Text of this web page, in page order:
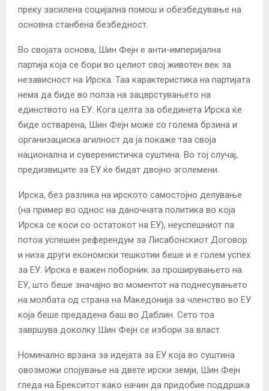
преку засилена социјална помош и обезбедување на
основна станбена безбедност.
Во својата основа, Шин Фејн е анти-империјална
партија која се бори во целиот свој животен век за
независност на Ирска. Таа карактеристика на партијата
нема да биде во полза на зацврстувањето на
единството на ЕУ. Кога целта за обединета Ирска ќе
биде остварена, Шин Фејн може со голема брзина и
организациска агилност да ја покаже таа своја
национална и суверенистичка суштина. Во тој случај,
предизвиците за ЕУ ќе бидат двојно зголемени.
Ирска, без разлика на ирското самостојно делување
(на пример во однос на даночната политика во која
Ирска се коси со остатокот на ЕУ), неуспешниот па
потоа успешен референдум за Лисабонскиот Договор
и низа други економски тешкотии беше и е голем успех
за ЕУ. Ирска е важен поборник за проширувањето на
ЕУ, што беше значајно во моментот на поднесувањето
на молбата од страна на Македонија за членство во ЕУ
која беше предадена баш во Даблин. Сето тоа
завршува доколку Шин Фејн се избори за власт.
Номинално врзана за идејата за ЕУ која во суштина
овозможи спојување на двете ирски земји, Шин Фејн
гледа на Брекситот како начин да придобие поддршка